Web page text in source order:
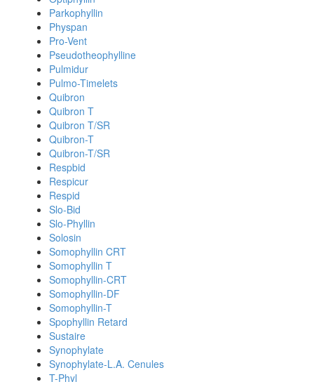
Parkophyllin
Physpan
Pro-Vent
Pseudotheophylline
Pulmidur
Pulmo-Timelets
Quibron
Quibron T
Quibron T/SR
Quibron-T
Quibron-T/SR
Respbid
Respicur
Respid
Slo-Bid
Slo-Phyllin
Solosin
Somophyllin CRT
Somophyllin T
Somophyllin-CRT
Somophyllin-DF
Somophyllin-T
Spophyllin Retard
Sustaire
Synophylate
Synophylate-L.A. Cenules
T-Phyl